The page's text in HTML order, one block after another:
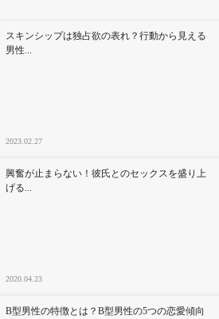
スキンシップは独占欲の表れ？行動から見える
男性...
2023.02.27
興奮が止まらない！彼氏とのセックスを盛り上
げる...
2020.04.23
B型男性の特徴とは？B型男性の5つの恋愛傾向